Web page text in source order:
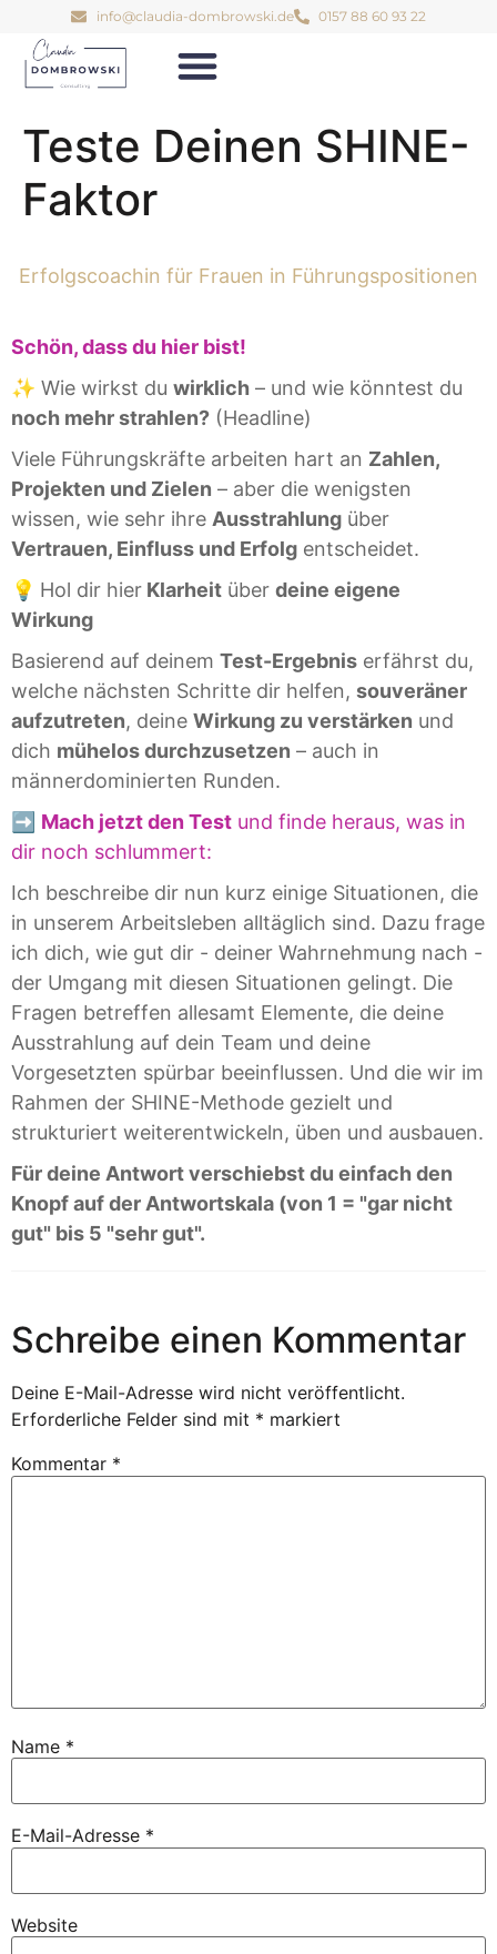
info@claudia-dombrowski.de 0157 88 60 93 22
Teste Deinen SHINE-
Faktor
Erfolgscoachin für Frauen in Führungspositionen
Schön, dass du hier bist!
✨ Wie wirkst du wirklich – und wie könntest du
noch mehr strahlen? (Headline)
Viele Führungskräfte arbeiten hart an Zahlen,
Projekten und Zielen – aber die wenigsten
wissen, wie sehr ihre Ausstrahlung über
Vertrauen, Einfluss und Erfolg entscheidet.
💡 Hol dir hier Klarheit über deine eigene
Wirkung
Basierend auf deinem Test-Ergebnis erfährst du,
welche nächsten Schritte dir helfen, souveräner
aufzutreten, deine Wirkung zu verstärken und
dich mühelos durchzusetzen – auch in
männerdominierten Runden.
➡️ Mach jetzt den Test und finde heraus, was in
dir noch schlummert:
Ich beschreibe dir nun kurz einige Situationen, die
in unserem Arbeitsleben alltäglich sind. Dazu frage
ich dich, wie gut dir - deiner Wahrnehmung nach -
der Umgang mit diesen Situationen gelingt. Die
Fragen betreffen allesamt Elemente, die deine
Ausstrahlung auf dein Team und deine
Vorgesetzten spürbar beeinflussen. Und die wir im
Rahmen der SHINE-Methode gezielt und
strukturiert weiterentwickeln, üben und ausbauen.
Für deine Antwort verschiebst du einfach den
Knopf auf der Antwortskala (von 1 = "gar nicht
gut" bis 5 "sehr gut".
Schreibe einen Kommentar
Deine E-Mail-Adresse wird nicht veröffentlicht.
Erforderliche Felder sind mit * markiert
Kommentar *
Name *
E-Mail-Adresse *
Website